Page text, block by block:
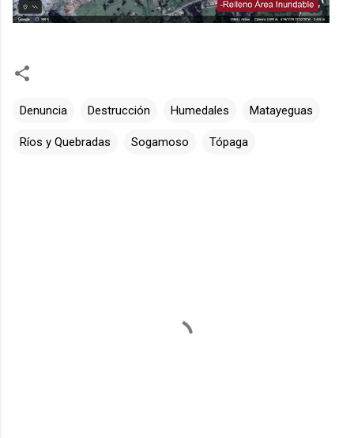
Denuncia Destrucción Humedales Matayeguas
Ríos y Quebradas Sogamoso Tópaga